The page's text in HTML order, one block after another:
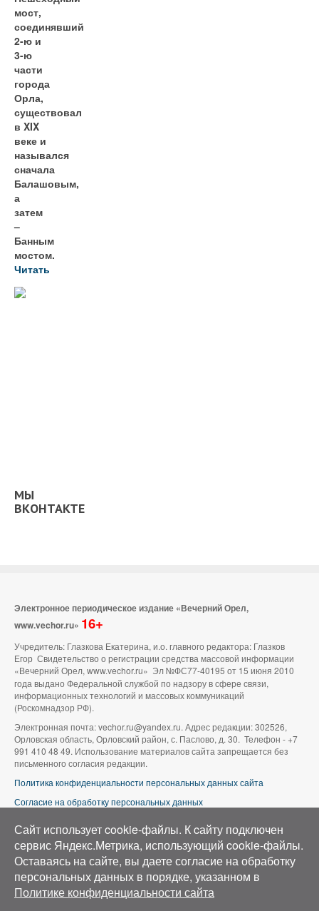
мост,
соединявший
2-ю и
3-ю
части
города
Орла,
существовал
в XIX
веке и
назывался
сначала
Балашовым,
а
затем
–
Банным
мостом.
Читать
МЫ
ВКОНТАКТЕ
Электронное периодическое издание «Вечерний Орел,
www.vechor.ru» 16+
Учредитель: Глазкова Екатерина, и.о. главного редактора: Глазков
Егор Свидетельство о регистрации средства массовой информации
«Вечерний Орел, www.vechor.ru» Эл №ФС77-40195 от 15 июня 2010
года выдано Федеральной службой по надзору в сфере связи,
информационных технологий и массовых коммуникаций
(Роскомнадзор РФ).
Электронная почта: vechor.ru@yandex.ru. Адрес редакции: 302526,
Орловская область, Орловский район, с. Паслово, д. 30. Телефон - +7
991 410 48 49. Использование материалов сайта запрещается без
письменного согласия редакции.
Политика конфиденциальности персональных данных сайта
Согласие на обработку персональных данных
Аэросъемка в Орле»
Сайт использует cookie-файлы. К cайту подключен
сервис Яндекс.Метрика, использующий cookie-файлы.
Оставаясь на сайте, вы даете согласие на обработку
персональных данных в порядке, указанном в
Политике конфиденциальности сайта